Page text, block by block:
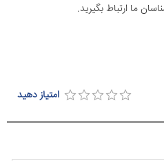
ما ارتباط بگیرید.
امتیاز دهید